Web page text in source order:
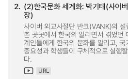
2. (2)한국문화 세계화: 박기태(사이
장)
사이버 외교사절단 반크(VANK)의
촌 곳곳에서 한국의 알리면서 겪었던
계인들에게 한국의 문화를 알리고,
중요성과 학생들이 구체적으로 실행
다.
URL